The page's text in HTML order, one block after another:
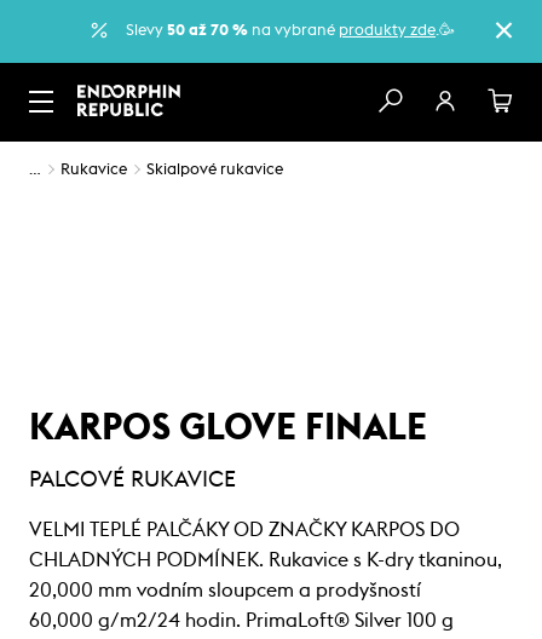
Slevy 50 až 70 % na vybrané produkty zde.🥳
… Rukavice Skialpové rukavice
KARPOS GLOVE FINALE
PALCOVÉ RUKAVICE
VELMI TEPLÉ PALČÁKY OD ZNAČKY KARPOS DO
CHLADNÝCH PODMÍNEK. Rukavice s K-dry tkaninou,
20,000 mm vodním sloupcem a prodyšností
60,000 g/m2/24 hodin. PrimaLoft® Silver 100 g